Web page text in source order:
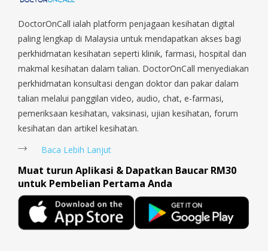
DoctorOnCall ialah platform penjagaan kesihatan digital
paling lengkap di Malaysia untuk mendapatkan akses bagi
perkhidmatan kesihatan seperti klinik, farmasi, hospital dan
makmal kesihatan dalam talian. DoctorOnCall menyediakan
perkhidmatan konsultasi dengan doktor dan pakar dalam
talian melalui panggilan video, audio, chat, e-farmasi,
pemeriksaan kesihatan, vaksinasi, ujian kesihatan, forum
kesihatan dan artikel kesihatan.
Baca Lebih Lanjut
Muat turun Aplikasi & Dapatkan Baucar RM30
untuk Pembelian Pertama Anda